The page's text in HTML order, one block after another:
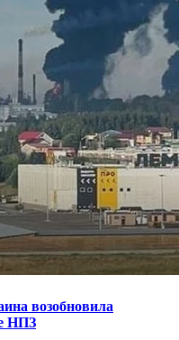
возобновила
НПЗ